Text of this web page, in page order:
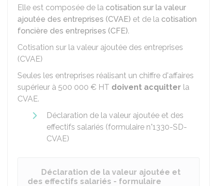
Elle est composée de la cotisation sur la valeur
ajoutée des entreprises (CVAE) et de la cotisation
foncière des entreprises (CFE).
Cotisation sur la valeur ajoutée des entreprises
(CVAE)
Seules les entreprises réalisant un chiffre d'affaires
supérieur à 500 000 € HT doivent acquitter la
CVAE.
Déclaration de la valeur ajoutée et des
effectifs salariés (formulaire n°1330-SD-
CVAE)
Déclaration de la valeur ajoutée et
des effectifs salariés - formulaire